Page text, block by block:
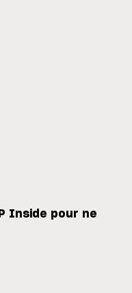
Inside pour ne